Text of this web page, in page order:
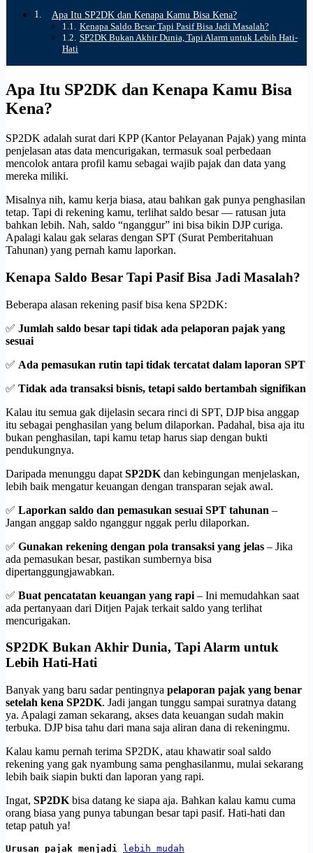
Apa Itu SP2DK dan Kenapa Kamu Bisa Kena?
Kenapa Saldo Besar Tapi Pasif Bisa Jadi Masalah?
SP2DK Bukan Akhir Dunia, Tapi Alarm untuk Lebih Hati-
Hati
Apa Itu SP2DK dan Kenapa Kamu Bisa
Kena?
SP2DK adalah surat dari KPP (Kantor Pelayanan Pajak) yang minta
penjelasan atas data mencurigakan, termasuk soal perbedaan
mencolok antara profil kamu sebagai wajib pajak dan data yang
mereka miliki.
Misalnya nih, kamu kerja biasa, atau bahkan gak punya penghasilan
tetap. Tapi di rekening kamu, terlihat saldo besar — ratusan juta
bahkan lebih. Nah, saldo “nganggur” ini bisa bikin DJP curiga.
Apalagi kalau gak selaras dengan SPT (Surat Pemberitahuan
Tahunan) yang pernah kamu laporkan.
Kenapa Saldo Besar Tapi Pasif Bisa Jadi Masalah?
Beberapa alasan rekening pasif bisa kena SP2DK:
✅ Jumlah saldo besar tapi tidak ada pelaporan pajak yang
sesuai
✅ Ada pemasukan rutin tapi tidak tercatat dalam laporan SPT
✅ Tidak ada transaksi bisnis, tetapi saldo bertambah signifikan
Kalau itu semua gak dijelasin secara rinci di SPT, DJP bisa anggap
itu sebagai penghasilan yang belum dilaporkan. Padahal, bisa aja itu
bukan penghasilan, tapi kamu tetap harus siap dengan bukti
pendukungnya.
Daripada menunggu dapat SP2DK dan kebingungan menjelaskan,
lebih baik mengatur keuangan dengan transparan sejak awal.
✅ Laporkan saldo dan pemasukan sesuai SPT tahunan –
Jangan anggap saldo nganggur nggak perlu dilaporkan.
✅ Gunakan rekening dengan pola transaksi yang jelas – Jika
ada pemasukan besar, pastikan sumbernya bisa
dipertanggungjawabkan.
✅ Buat pencatatan keuangan yang rapi – Ini memudahkan saat
ada pertanyaan dari Ditjen Pajak terkait saldo yang terlihat
mencurigakan.
SP2DK Bukan Akhir Dunia, Tapi Alarm untuk
Lebih Hati-Hati
Banyak yang baru sadar pentingnya pelaporan pajak yang benar
setelah kena SP2DK. Jadi jangan tunggu sampai suratnya datang
ya. Apalagi zaman sekarang, akses data keuangan sudah makin
terbuka. DJP bisa tahu dari mana saja aliran dana di rekeningmu.
Kalau kamu pernah terima SP2DK, atau khawatir soal saldo
rekening yang gak nyambung sama penghasilanmu, mulai sekarang
lebih baik siapin bukti dan laporan yang rapi.
Ingat, SP2DK bisa datang ke siapa aja. Bahkan kalau kamu cuma
orang biasa yang punya tabungan besar tapi pasif. Hati-hati dan
tetap patuh ya!
Urusan pajak menjadi lebih mudah